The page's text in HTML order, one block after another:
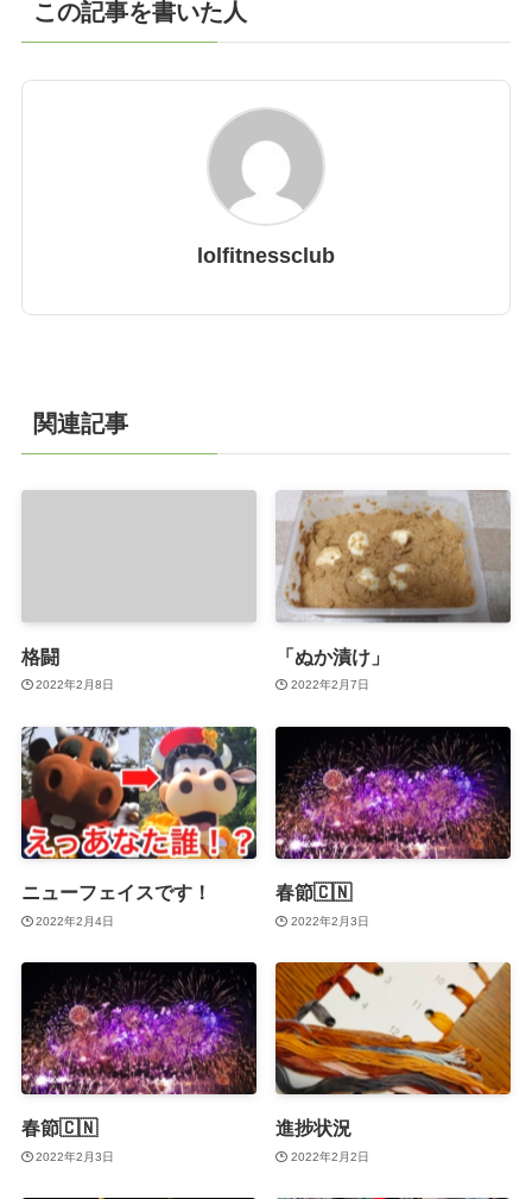
この記事を書いた人
lolfitnessclub
関連記事
格闘
2022年2月8日
「ぬか漬け」
2022年2月7日
ニューフェイスです！
2022年2月4日
春節🇨🇳
2022年2月3日
春節🇨🇳
2022年2月3日
進捗状況
2022年2月2日